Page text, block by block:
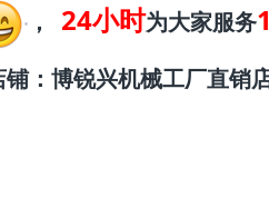
， 24小时为大家服务
铺：博锐兴机械工厂直销